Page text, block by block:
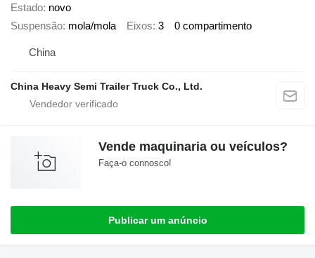
Estado novo
Suspensão mola/mola Eixos 3 0 compartimento
China
China Heavy Semi Trailer Truck Co., Ltd.
Vende maquinaria ou veículos?
Faça-o connosco!
Publicar um anúncio